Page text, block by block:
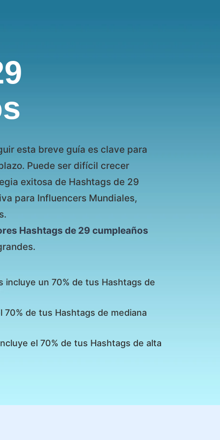
esta breve guía es clave para
Puede ser difícil crecer
exitosa de Hashtags de 29
para Influencers Mundiales,
Hashtags de 29 cumpleaños
incluye un 70% de tus Hashtags de
de tus Hashtags de mediana
el 70% de tus Hashtags de alta